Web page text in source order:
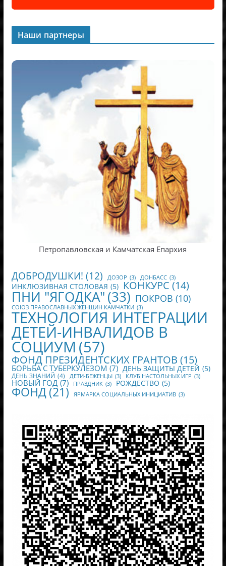
Наши партнеры
Петропавловская и Камчатская Епархия
ДОБРОДУШКИ! (12) ДОЗОР (3) ДОНБАСС (3)
ИНКЛЮЗИВНАЯ СТОЛОВАЯ (5) КОНКУРС (14)
ПНИ "ЯГОДКА" (33) ПОКРОВ (10)
СОЮЗ ПРАВОСЛАВНЫХ ЖЕНЩИН КАМЧАТКИ (3)
ТЕХНОЛОГИЯ ИНТЕГРАЦИИ
ДЕТЕЙ-ИНВАЛИДОВ В
СОЦИУМ (57)
ФОНД ПРЕЗИДЕНТСКИХ ГРАНТОВ (15)
БОРЬБА С ТУБЕРКУЛЕЗОМ (7) ДЕНЬ ЗАЩИТЫ ДЕТЕЙ (5)
ДЕНЬ ЗНАНИЙ (4) ДЕТИ-БЕЖЕНЦЫ (3) КЛУБ НАСТОЛЬНЫХ ИГР (3)
НОВЫЙ ГОД (7) ПРАЗДНИК (3) РОЖДЕСТВО (5)
ФОНД (21) ЯРМАРКА СОЦИАЛЬНЫХ ИНИЦИАТИВ (3)